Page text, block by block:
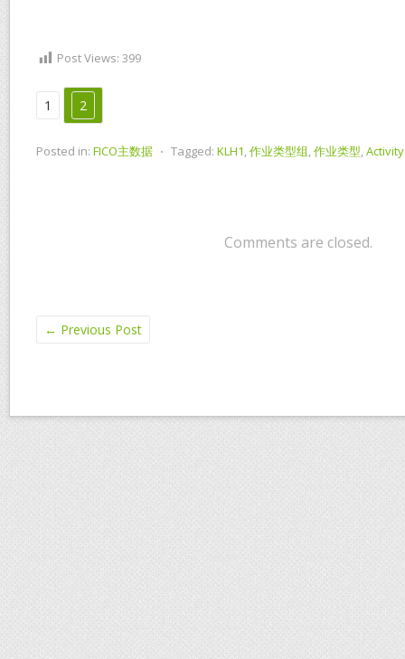
Post Views: 399
1 2
Posted in: FICO主数据 ⋅ Tagged: KLH1,作业类型组,作业类型,
Comments are closed.
← Previous Post